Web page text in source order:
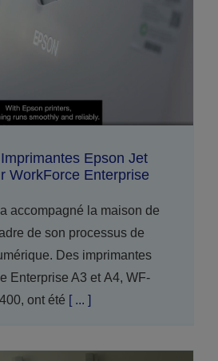
Epson Jet
WorkForce Enterprise
accompagné la maison de
de son processus de
Des imprimantes
Enterprise A3 et A4, WF-
ont été [ ... ]